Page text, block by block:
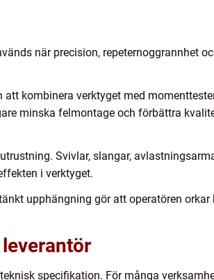
när precision, repeternoggrannhet
kombinera verktyget med
minska felmontage och förbättra
Svivlar, slangar,
i verktyget.
upphängning gör att operatören
specifikation. För många